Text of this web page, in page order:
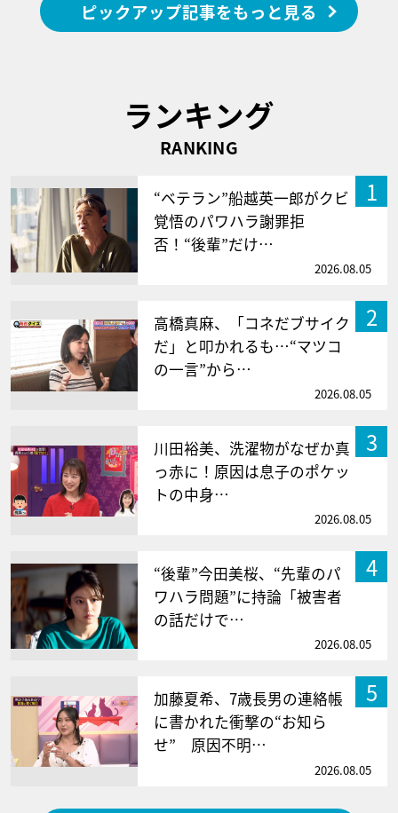
ピックアップ記事をもっと見る
ランキング
RANKING
1
“ベテラン”船越英一郎がクビ
覚悟のパワハラ謝罪拒
否！“後輩”だけ…
2026.08.05
2
高橋真麻、「コネだブサイク
だ」と叩かれるも…“マツコ
の一言”から…
2026.08.05
3
川田裕美、洗濯物がなぜか真
っ赤に！原因は息子のポケッ
トの中身…
2026.08.05
4
“後輩”今田美桜、“先輩のパ
ワハラ問題”に持論「被害者
の話だけで…
2026.08.05
5
加藤夏希、7歳長男の連絡帳
に書かれた衝撃の“お知ら
せ” 原因不明…
2026.08.05